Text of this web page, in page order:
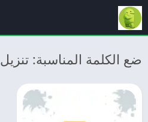
ضع الكلمة المناسبة: